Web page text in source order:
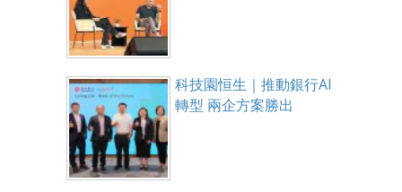
科技園恒生｜推動銀行AI
轉型 兩企方案勝出